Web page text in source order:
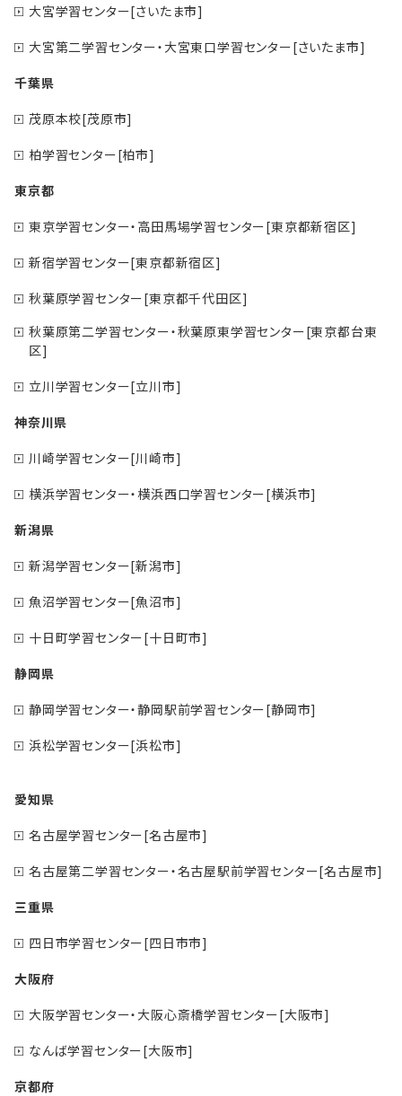
大宮学習センター[さいたま市]
大宮第二学習センター・大宮東口学習センター[さいたま市]
千葉県
茂原本校[茂原市]
柏学習センター[柏市]
東京都
東京学習センター・高田馬場学習センター[東京都新宿区]
新宿学習センター[東京都新宿区]
秋葉原学習センター[東京都千代田区]
秋葉原第二学習センター・秋葉原東学習センター[東京都台東
区]
立川学習センター[立川市]
神奈川県
川崎学習センター[川崎市]
横浜学習センター・横浜西口学習センター[横浜市]
新潟県
新潟学習センター[新潟市]
魚沼学習センター[魚沼市]
十日町学習センター[十日町市]
静岡県
静岡学習センター・静岡駅前学習センター[静岡市]
浜松学習センター[浜松市]
愛知県
名古屋学習センター[名古屋市]
名古屋第二学習センター・名古屋駅前学習センター[名古屋市]
三重県
四日市学習センター[四日市市]
大阪府
大阪学習センター・大阪心斎橋学習センター[大阪市]
なんば学習センター[大阪市]
京都府